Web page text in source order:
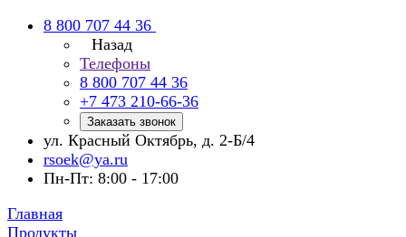
8 800 707 44 36
Назад
Телефоны
8 800 707 44 36
+7 473 210-66-36
Заказать звонок
ул. Красный Октябрь, д. 2-Б/4
rsoek@ya.ru
Пн-Пт: 8:00 - 17:00
Главная
Продукты